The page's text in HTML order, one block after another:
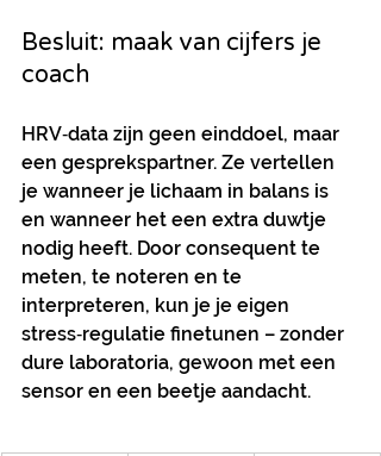
Besluit: maak van cijfers je
coach
HRV‑data zijn geen einddoel, maar
een gesprekspartner. Ze vertellen
je wanneer je lichaam in balans is
en wanneer het een extra duwtje
nodig heeft. Door consequent te
meten, te noteren en te
interpreteren, kun je je eigen
stress‑regulatie finetunen – zonder
dure laboratoria, gewoon met een
sensor en een beetje aandacht.